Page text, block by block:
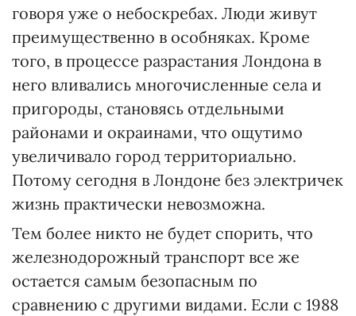
говоря уже о небоскребах. Люди живут
преимущественно в особняках. Кроме
того, в процессе разрастания Лондона в
него вливались многочисленные села и
пригороды, становясь отдельными
районами и окраинами, что ощутимо
увеличивало город территориально.
Потому сегодня в Лондоне без электричек
жизнь практически невозможна.
Тем более никто не будет спорить, что
железнодорожный транспорт все же
остается самым безопасным по
сравнению с другими видами. Если с 1988